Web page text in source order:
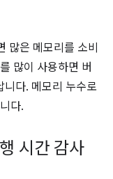
많은 메모리를 소비
많이 사용하면 버
니다. 메모리 누수로
다.
시간 감사